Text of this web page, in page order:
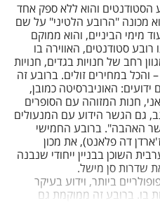
הסטודנטים והוא ללא ספק אחד
מכונה "הרובע הלטיני" על שם
מימי הביניים, והוא ממוקם
סטודנטים, האווירה בו
רחב של חנויות בגדים, חנויות
במחירים זולים. ברובע זה
האוניברסיטה כמובן,
חנות המזוהה עם הסופרים
גם הגשר הידוע עם המנעולים
האהבה". ברובע החמישי
דה פלאנט), את מכון
השוכן בבניין ייחודי שנבנה
שדרות סן מישל.
ביותר, וידוע בעיקר
בו. ברובע זה ממוקמת גם